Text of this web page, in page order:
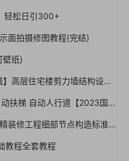
轻松日引300+
面拍摄修图教程(完结)
壁纸)
【免费下载】【结构设计-剪力墙】高层住宅楼剪力墙结构设计实例讲解从入门到精通，133页PDF
【建筑图集】02J404-1 电梯 自动扶梯 自动人行道【2023国标建筑专业图集大全】
【免费下载】中南置地苏北战区精装修工程细部节点构造标准【01-0025】
教程全套教程